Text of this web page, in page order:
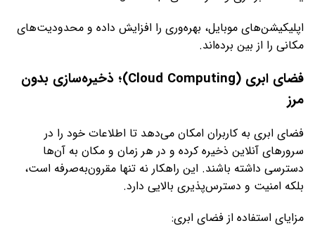
اپلیکیشن‌های موبایل، بهره‌وری را افزایش داده و محدودیت‌های
مکانی را از بین برده‌اند.
فضای ابری (Cloud Computing)؛ ذخیره‌سازی بدون
مرز
فضای ابری به کاربران امکان می‌دهد تا اطلاعات خود را در
سرورهای آنلاین ذخیره کرده و در هر زمان و مکان به آن‌ها
دسترسی داشته باشند. این راهکار نه تنها مقرون‌به‌صرفه است،
بلکه امنیت و دسترس‌پذیری بالایی دارد.
مزایای استفاده از فضای ابری: